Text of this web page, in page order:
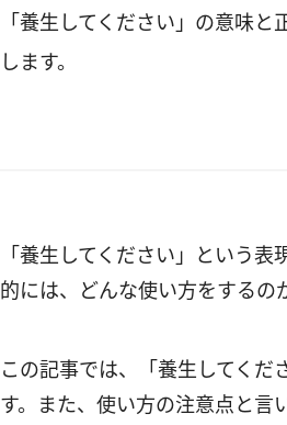
「養生してください」の意味
します。
「養生してください」という
的には、どんな使い方をするの
この記事では、「養生してく
す。また、使い方の注意点と言